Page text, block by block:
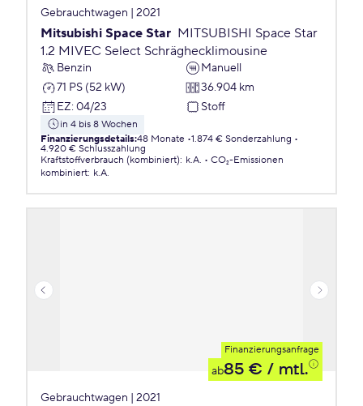
Gebrauchtwagen | 2021
Mitsubishi Space Star MITSUBISHI Space Star
1.2 MIVEC Select Schräghecklimousine
Benzin
Manuell
71 PS (52 kW)
36.904 km
EZ: 04/23 Stoff
in 4 bis 8 Wochen
Finanzierungsdetails:48 Monate 1.874 € Sonderzahlung
4.920 € Schlusszahlung
Kraftstoffverbrauch (kombiniert): k.A.
CO₂-Emissionen
kombiniert: k.A.
Finanzierungsanfrage
ab85 € / mtl.
Gebrauchtwagen | 2021